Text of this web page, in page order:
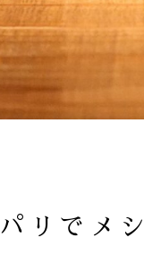
パリでメ